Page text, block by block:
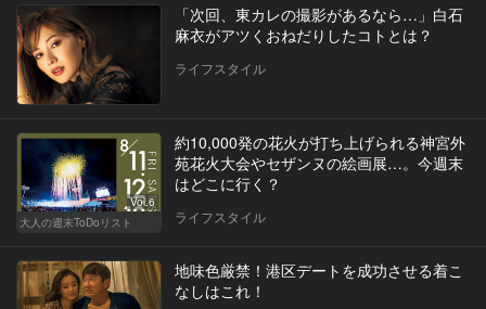
「次回、東カレの撮影があるなら…」白石
麻衣がアツくおねだりしたコトとは？
ライフスタイル
Vol.6
大人の週末ToDoリスト
約10,000発の花火が打ち上げられる神宮外
苑花火大会やセザンヌの絵画展…。今週末
はどこに行く？
ライフスタイル
地味色厳禁！港区デートを成功させる着こ
なしはこれ！